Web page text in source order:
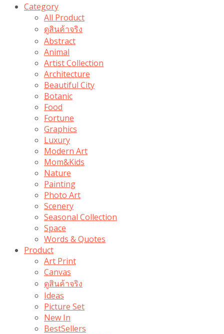
Category
All Product
ดูสินค้าจริง
Abstract
Animal
Artist Collection
Architecture
Beautiful City
Botanic
Food
Fortune
Graphics
Luxury
Modern Art
Mom&Kids
Nature
Painting
Photo Art
Scenery
Seasonal Collection
Space
Words & Quotes
Product
Art Print
Canvas
ดูสินค้าจริง
Ideas
Picture Set
New In
BestSellers